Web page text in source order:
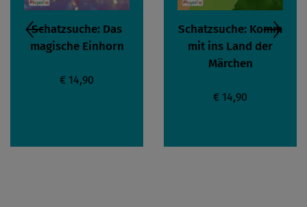
Schatzsuche: Das
magische Einhorn
€ 14,90
Schatzsuche: Komm
mit ins Land der
Märchen
€ 14,90